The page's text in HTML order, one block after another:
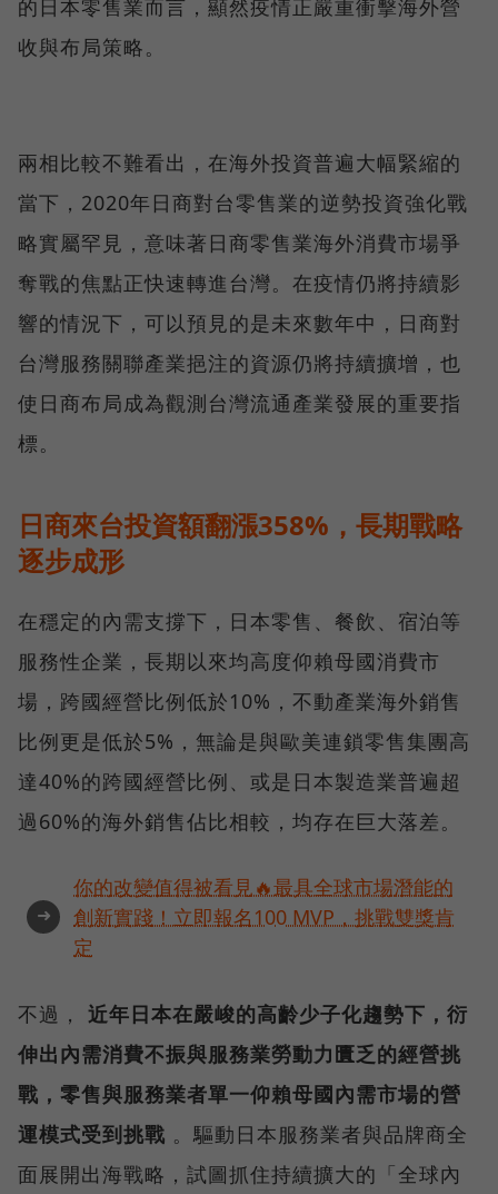
的日本零售業而言，顯然疫情正嚴重衝擊海外營
收與布局策略。
兩相比較不難看出，在海外投資普遍大幅緊縮的
當下，2020年日商對台零售業的逆勢投資強化戰
略實屬罕見，意味著日商零售業海外消費市場爭
奪戰的焦點正快速轉進台灣。在疫情仍將持續影
響的情況下，可以預見的是未來數年中，日商對
台灣服務關聯產業挹注的資源仍將持續擴增，也
使日商布局成為觀測台灣流通產業發展的重要指
標。
日商來台投資額翻漲358%，長期戰略
逐步成形
在穩定的內需支撐下，日本零售、餐飲、宿泊等
服務性企業，長期以來均高度仰賴母國消費市
場，跨國經營比例低於10%，不動產業海外銷售
比例更是低於5%，無論是與歐美連鎖零售集團高
達40%的跨國經營比例、或是日本製造業普遍超
過60%的海外銷售佔比相較，均存在巨大落差。
➜
你的改變值得被看見🔥最具全球市場潛能的
創新實踐！立即報名100 MVP，挑戰雙獎肯
定
不過， 近年日本在嚴峻的高齡少子化趨勢下，衍
伸出內需消費不振與服務業勞動力匱乏的經營挑
戰，零售與服務業者單一仰賴母國內需市場的營
運模式受到挑戰 。驅動日本服務業者與品牌商全
面展開出海戰略，試圖抓住持續擴大的「全球內